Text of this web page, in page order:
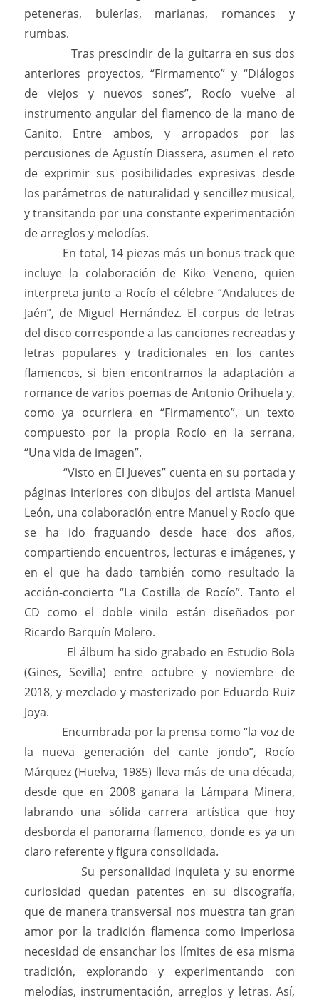
peteneras, bulerías, marianas, romances y
rumbas.
Tras prescindir de la guitarra en sus dos
anteriores proyectos, “Firmamento” y “Diálogos
de viejos y nuevos sones”, Rocío vuelve al
instrumento angular del flamenco de la mano de
Canito. Entre ambos, y arropados por las
percusiones de Agustín Diassera, asumen el reto
de exprimir sus posibilidades expresivas desde
los parámetros de naturalidad y sencillez musical,
y transitando por una constante experimentación
de arreglos y melodías.
En total, 14 piezas más un bonus track que
incluye la colaboración de Kiko Veneno, quien
interpreta junto a Rocío el célebre “Andaluces de
Jaén”, de Miguel Hernández. El corpus de letras
del disco corresponde a las canciones recreadas y
letras populares y tradicionales en los cantes
flamencos, si bien encontramos la adaptación a
romance de varios poemas de Antonio Orihuela y,
como ya ocurriera en “Firmamento”, un texto
compuesto por la propia Rocío en la serrana,
“Una vida de imagen”.
“Visto en El Jueves” cuenta en su portada y
páginas interiores con dibujos del artista Manuel
León, una colaboración entre Manuel y Rocío que
se ha ido fraguando desde hace dos años,
compartiendo encuentros, lecturas e imágenes, y
en el que ha dado también como resultado la
acción-concierto “La Costilla de Rocío”. Tanto el
CD como el doble vinilo están diseñados por
Ricardo Barquín Molero.
El álbum ha sido grabado en Estudio Bola
(Gines, Sevilla) entre octubre y noviembre de
2018, y mezclado y masterizado por Eduardo Ruiz
Joya.
Encumbrada por la prensa como “la voz de
la nueva generación del cante jondo”, Rocío
Márquez (Huelva, 1985) lleva más de una década,
desde que en 2008 ganara la Lámpara Minera,
labrando una sólida carrera artística que hoy
desborda el panorama flamenco, donde es ya un
claro referente y figura consolidada.
Su personalidad inquieta y su enorme
curiosidad quedan patentes en su discografía,
que de manera transversal nos muestra tan gran
amor por la tradición flamenca como imperiosa
necesidad de ensanchar los límites de esa misma
tradición, explorando y experimentando con
melodías, instrumentación, arreglos y letras. Así,